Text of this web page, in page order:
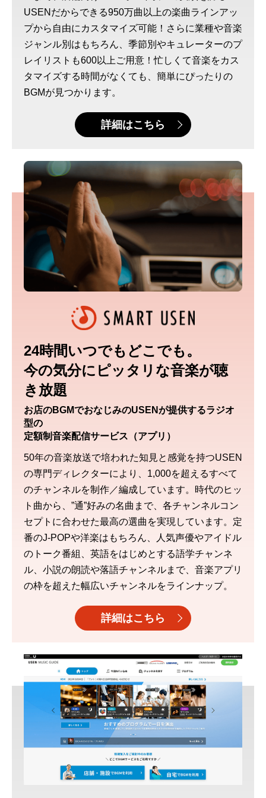
USENだからできる950万曲以上の楽曲ラインアッ
プから自由にカスタマイズ可能！さらに業種や音楽
ジャンル別はもちろん、季節別やキュレーターのプ
レイリストも600以上ご用意！忙しくて音楽をカス
タマイズする時間がなくても、簡単にぴったりの
BGMが見つかります。
詳細はこちら
24時間いつでもどこでも。
今の気分にピッタリな音楽が聴
き放題
お店のBGMでおなじみのUSENが提供するラジオ
型の
定額制音楽配信サービス（アプリ）
50年の音楽放送で培われた知見と感覚を持つUSEN
の専門ディレクターにより、1,000を超えるすべて
のチャンネルを制作／編成しています。時代のヒッ
ト曲から、”通”好みの名曲まで、各チャンネルコン
セプトに合わせた最高の選曲を実現しています。定
番のJ-POPや洋楽はもちろん、人気声優やアイドル
のトーク番組、英語をはじめとする語学チャンネ
ル、小説の朗読や落語チャンネルまで、音楽アプリ
の枠を超えた幅広いチャンネルをラインナップ。
詳細はこちら